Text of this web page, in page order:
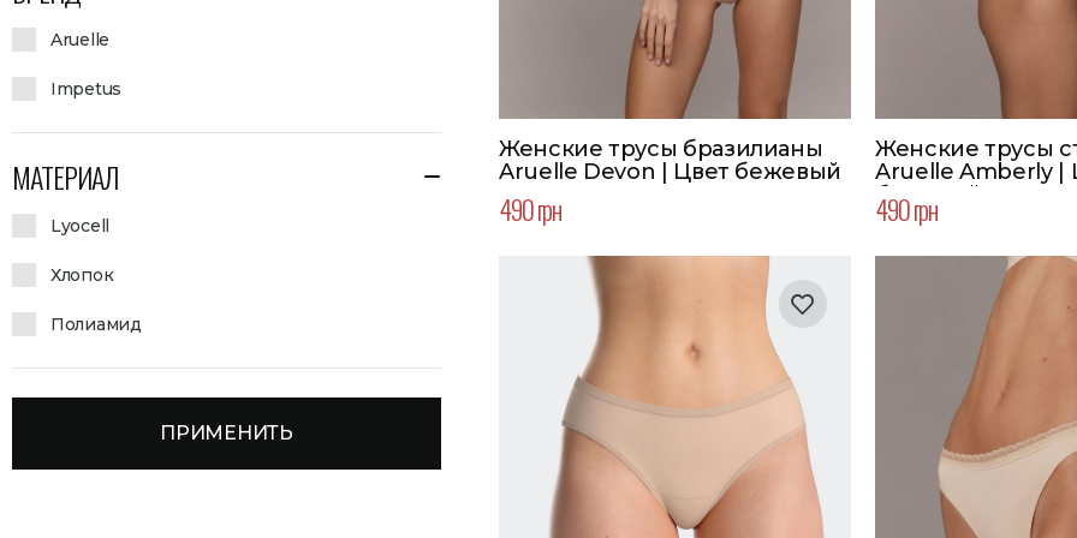
Aruelle
Impetus
МАТЕРИАЛ
Lyocell
Хлопок
Полиамид
ПРИМЕНИТЬ
Женские трусы бразилианы
Aruelle Devon | Цвет бежевый
490 грн
Женские трусы
Aruelle Amberly |
бежевый
490 грн